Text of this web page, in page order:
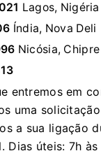
Lagos, Nigéria
Índia, Nova Deli
Nicósia, Chipre
entremos em
uma
a sua ligação
Dias úteis: 7h às